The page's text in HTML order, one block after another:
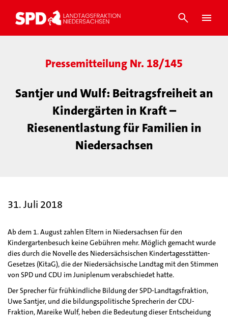
Pressemitteilung Nr. 18/145
Santjer und Wulf: Beitragsfreiheit an
Kindergärten in Kraft –
Riesenentlastung für Familien in
Niedersachsen
31. Juli 2018
Ab dem 1. August zahlen Eltern in Niedersachsen für den
Kindergartenbesuch keine Gebühren mehr. Möglich gemacht wurde
dies durch die Novelle des Niedersächsischen Kindertagesstätten-
Gesetzes (KitaG), die der Niedersächsische Landtag mit den Stimmen
von SPD und CDU im Juniplenum verabschiedet hatte.
Der Sprecher für frühkindliche Bildung der SPD-Landtagsfraktion,
Uwe Santjer, und die bildungspolitische Sprecherin der CDU-
Fraktion, Mareike Wulf, heben die Bedeutung dieser Entscheidung